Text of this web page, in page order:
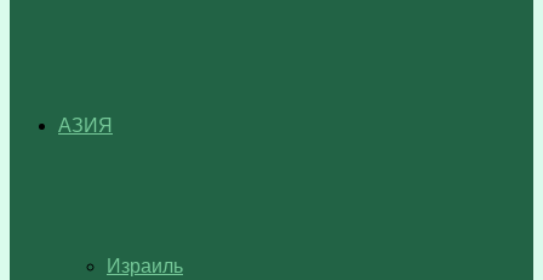
АЗИЯ
Израиль